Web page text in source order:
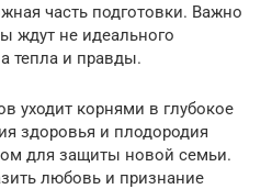
часть подготовки. Важно
ждут не идеального
тепла и правды.
уходит корнями в глубокое
здоровья и плодородия
для защиты новой семьи.
любовь и признание